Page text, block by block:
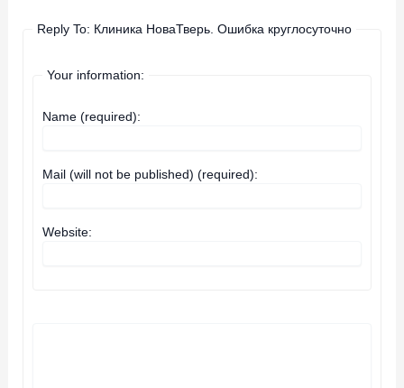
Reply To: Клиника НоваТверь. Ошибка круглосуточно
Your information:
Name (required):
Mail (will not be published) (required):
Website: